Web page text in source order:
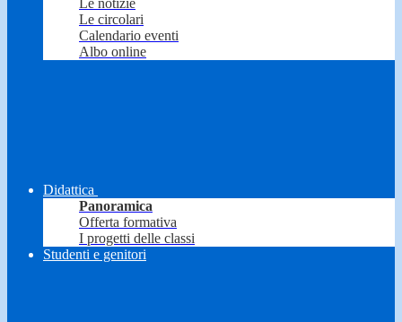
Le notizie
Le circolari
Calendario eventi
Albo online
Didattica
Panoramica
Offerta formativa
I progetti delle classi
Studenti e genitori